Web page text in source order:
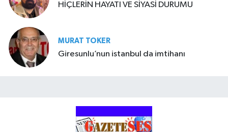
HİÇLERİN HAYATI VE SİYASİ DURUMU
MURAT TOKER
Giresunlu’nun istanbul da imtihanı